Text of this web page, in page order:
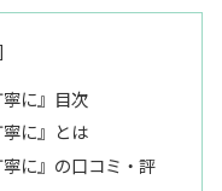
寧に』目次
寧に』とは
に』の口コミ・評